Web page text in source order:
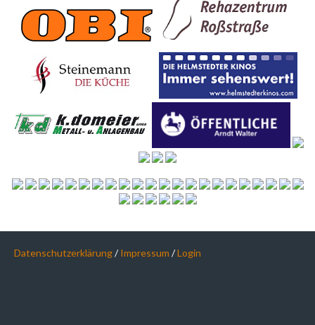
Datenschutzerklärung/Impressum /Login